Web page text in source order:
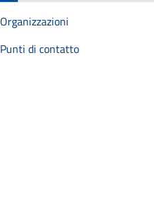
Organizzazioni
Punti di contatto